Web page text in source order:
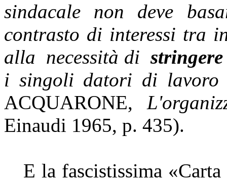
sindacale non deve
contrasto di interessi tra
alla necessità di
i singoli datori di
ACQUARONE,
Einaudi 1965, p. 435).
E la fascistissima